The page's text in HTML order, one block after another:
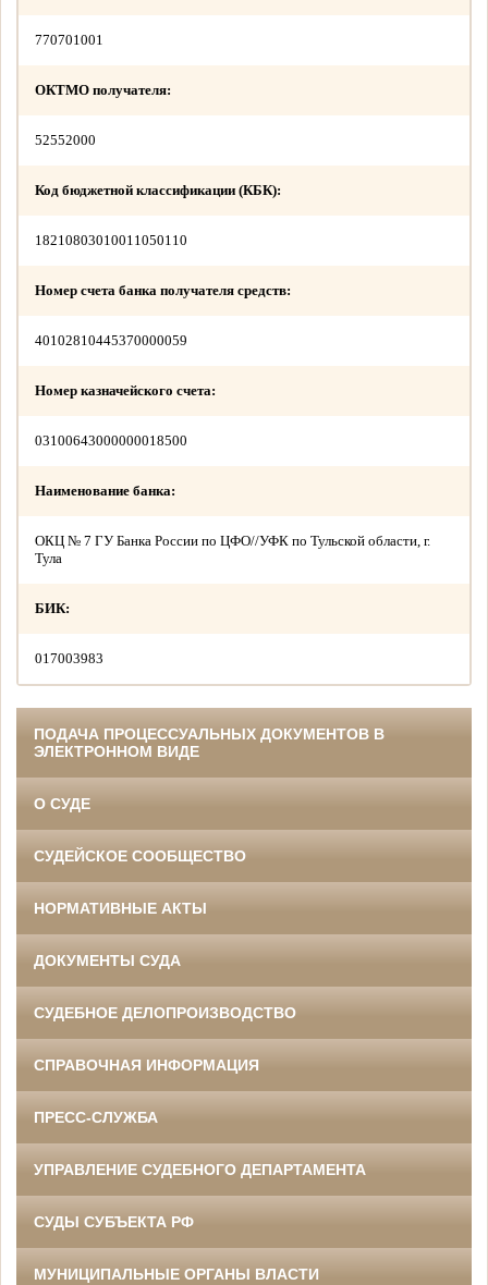
770701001
ОКТМО получателя:
52552000
Код бюджетной классификации (КБК):
18210803010011050110
Номер счета банка получателя средств:
40102810445370000059
Номер казначейского счета:
03100643000000018500
Наименование банка:
ОКЦ № 7 ГУ Банка России по ЦФО//УФК по Тульской области, г.
Тула
БИК:
017003983
ПОДАЧА ПРОЦЕССУАЛЬНЫХ ДОКУМЕНТОВ В
ЭЛЕКТРОННОМ ВИДЕ
О СУДЕ
СУДЕЙСКОЕ СООБЩЕСТВО
НОРМАТИВНЫЕ АКТЫ
ДОКУМЕНТЫ СУДА
СУДЕБНОЕ ДЕЛОПРОИЗВОДСТВО
СПРАВОЧНАЯ ИНФОРМАЦИЯ
ПРЕСС-СЛУЖБА
УПРАВЛЕНИЕ СУДЕБНОГО ДЕПАРТАМЕНТА
СУДЫ СУБЪЕКТА РФ
МУНИЦИПАЛЬНЫЕ ОРГАНЫ ВЛАСТИ